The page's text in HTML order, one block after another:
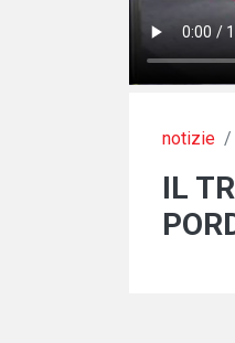
notizie /
IL